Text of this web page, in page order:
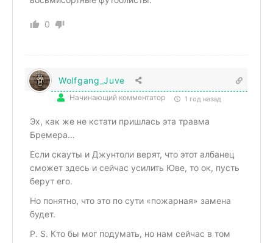
0
Wolfgang_Juve
Начинающий комментатор 1 год назад
Эх, как же не кстати пришлась эта травма
Бремера…
Если скауты и Джунтоли верят, что этот албанец
сможет здесь и сейчас усилить Юве, то ок, пусть
берут его.
Но понятно, что это по сути «пожарная» замена
будет.
P. S. Кто бы мог подумать, но нам сейчас в том